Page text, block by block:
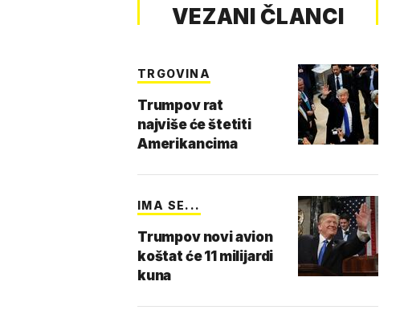
VEZANI ČLANCI
TRGOVINA
Trumpov rat
najviše će štetiti
Amerikancima
IMA SE...
Trumpov novi avion
koštat će 11 milijardi
kuna